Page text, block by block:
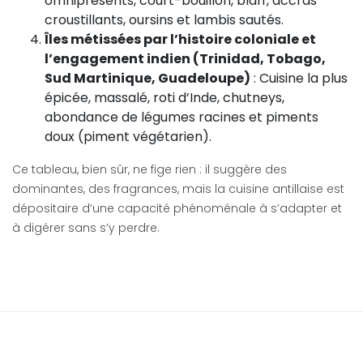
croustillants, oursins et lambis sautés.
Îles métissées par l’histoire coloniale et
l’engagement indien (Trinidad, Tobago,
Sud Martinique, Guadeloupe) : Cuisine la plus
épicée, massalé, roti d’Inde, chutneys,
abondance de légumes racines et piments
doux (piment végétarien).
Ce tableau, bien sûr, ne fige rien : il suggère des
dominantes, des fragrances, mais la cuisine antillaise est
dépositaire d’une capacité phénoménale à s’adapter et
à digérer sans s’y perdre.